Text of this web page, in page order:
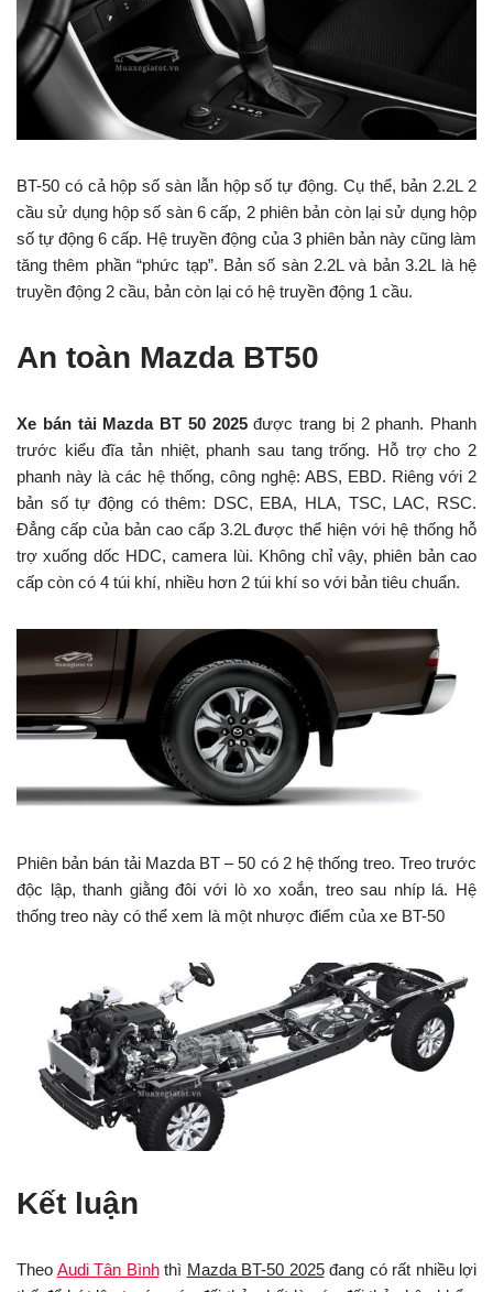
BT-50 có cả hộp số sàn lẫn hộp số tự động. Cụ thể, bản 2.2L 2
cầu sử dụng hộp số sàn 6 cấp, 2 phiên bản còn lại sử dụng hộp
số tự động 6 cấp. Hệ truyền động của 3 phiên bản này cũng làm
tăng thêm phần “phức tạp”. Bản số sàn 2.2L và bản 3.2L là hệ
truyền động 2 cầu, bản còn lại có hệ truyền động 1 cầu.
An toàn Mazda BT50
Xe bán tải Mazda BT 50 2025được trang bị 2 phanh. Phanh
trước kiểu đĩa tản nhiệt, phanh sau tang trống. Hỗ trợ cho 2
phanh này là các hệ thống, công nghệ: ABS, EBD. Riêng với 2
bản số tự động có thêm: DSC, EBA, HLA, TSC, LAC, RSC.
Đẳng cấp của bản cao cấp 3.2L được thể hiện với hệ thống hỗ
trợ xuống dốc HDC, camera lùi. Không chỉ vậy, phiên bản cao
cấp còn có 4 túi khí, nhiều hơn 2 túi khí so với bản tiêu chuẩn.
Phiên bản bán tải Mazda BT – 50 có 2 hệ thống treo. Treo trước
độc lập, thanh giằng đôi với lò xo xoắn, treo sau nhíp lá. Hệ
thống treo này có thể xem là một nhược điểm của xe BT-50
Kết luận
Theo Audi Tân Bìnhthì Mazda BT-50 2025đang có rất nhiều lợi